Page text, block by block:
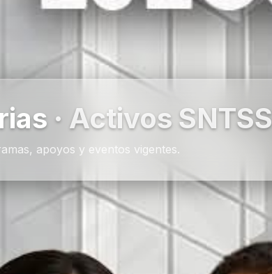
· Activos SNTSS
apoyos y eventos vigentes.